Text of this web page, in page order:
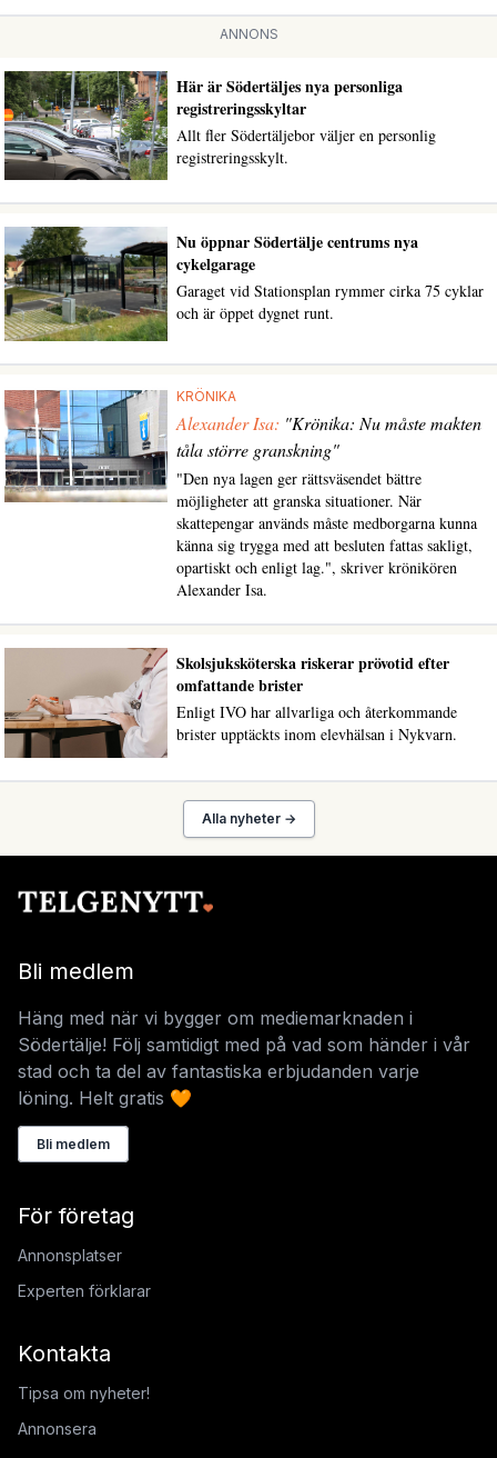
ANNONS
Här är Södertäljes nya personliga
registreringsskyltar
Allt fler Södertäljebor väljer en personlig
registreringsskylt.
Nu öppnar Södertälje centrums nya
cykelgarage
Garaget vid Stationsplan rymmer cirka 75 cyklar
och är öppet dygnet runt.
KRÖNIKA
Alexander Isa: "Krönika: Nu måste makten
tåla större granskning"
"Den nya lagen ger rättsväsendet bättre
möjligheter att granska situationer. När
skattepengar används måste medborgarna kunna
känna sig trygga med att besluten fattas sakligt,
opartiskt och enligt lag.", skriver krönikören
Alexander Isa.
Skolsjuksköterska riskerar prövotid efter
omfattande brister
Enligt IVO har allvarliga och återkommande
brister upptäckts inom elevhälsan i Nykvarn.
Alla nyheter →
Bli medlem
Häng med när vi bygger om mediemarknaden i
Södertälje! Följ samtidigt med på vad som händer i vår
stad och ta del av fantastiska erbjudanden varje
löning. Helt gratis 🧡
Bli medlem
För företag
Annonsplatser
Experten förklarar
Kontakta
Tipsa om nyheter!
Annonsera